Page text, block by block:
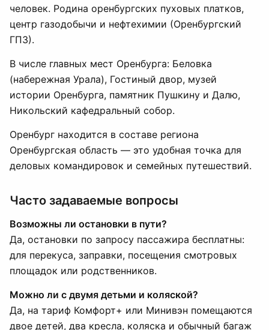
человек. Родина оренбургских пуховых платков,
центр газодобычи и нефтехимии (Оренбургский
ГПЗ).
В числе главных мест Оренбурга: Беловка
(набережная Урала), Гостиный двор, музей
истории Оренбурга, памятник Пушкину и Далю,
Никольский кафедральный собор.
Оренбург находится в составе региона
Оренбургская область — это удобная точка для
деловых командировок и семейных путешествий.
Часто задаваемые вопросы
Возможны ли остановки в пути?
Да, остановки по запросу пассажира бесплатны:
для перекуса, заправки, посещения смотровых
площадок или родственников.
Можно ли с двумя детьми и коляской?
Да, на тариф Комфорт+ или Минивэн помещаются
двое детей, два кресла, коляска и обычный багаж